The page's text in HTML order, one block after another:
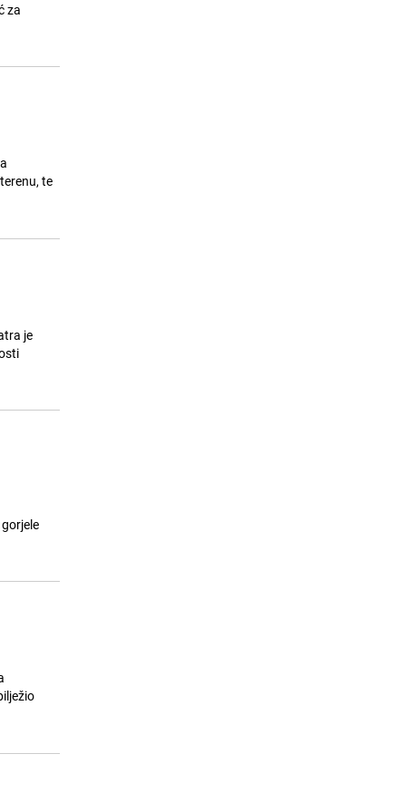
za
te
je